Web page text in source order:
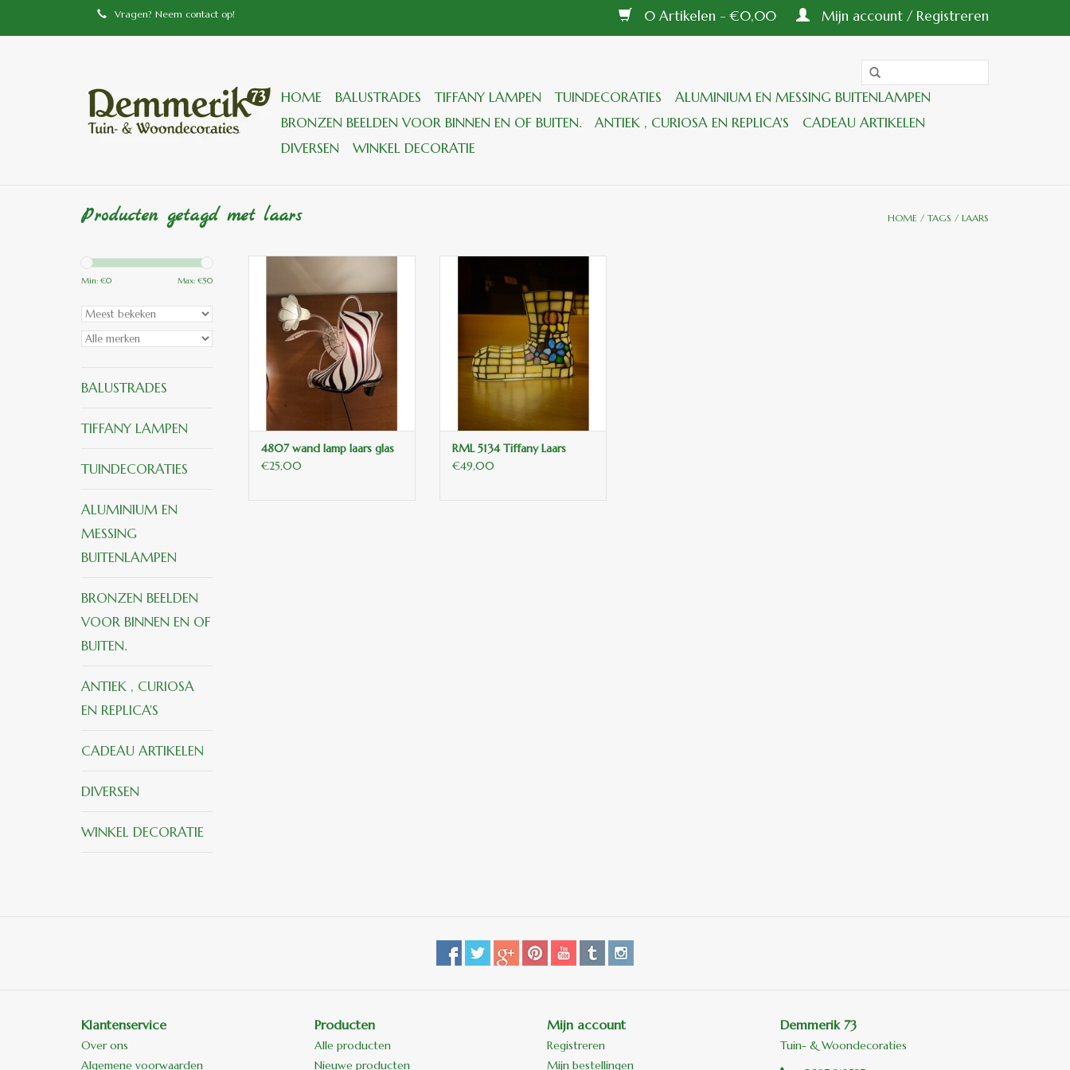
Vragen? Neem contact op! 0 Artikelen - €0,00 Mijn account / Registreren
HOME BALUSTRADES TIFFANY LAMPEN TUINDECORATIES
ALUMINIUM EN MESSING BUITENLAMPEN
BRONZEN BEELDEN VOOR BINNEN EN OF BUITEN.
ANTIEK , CURIOSA EN REPLICA'S
CADEAU ARTIKELEN
DIVERSEN
WINKEL DECORATIE
Producten getagd met laars HOME / TAGS / LAARS
Min: €0 Max: €50
BALUSTRADES
TIFFANY LAMPEN
TUINDECORATIES
ALUMINIUM EN
MESSING
BUITENLAMPEN
BRONZEN BEELDEN
VOOR BINNEN EN OF
BUITEN.
ANTIEK , CURIOSA
EN REPLICA'S
CADEAU ARTIKELEN
DIVERSEN
WINKEL DECORATIE
TOEVOEGEN AAN
WINKELWAGEN
4807 wand lamp laars glas
€25,00
TOEVOEGEN AAN
WINKELWAGEN
RML 5134 Tiffany Laars
€49,00
Klantenservice
Over ons
Algemene voorwaarden
Producten
Alle producten
Nieuwe producten
Mijn account
Registreren
Mijn bestellingen
Demmerik 73
Tuin- & Woondecoraties